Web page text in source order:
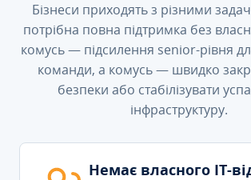
Бізнеси приходять з різними
потрібна повна підтримка без
комусь — підсилення senior-рівня
команди, а комусь — швидко
безпеки або стабілізувати
інфраструктуру.
Немає власного IT-